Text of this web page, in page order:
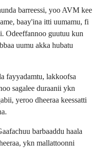
barreessi, yoo AVM kee
baay'ina itti uumamu, fi
Odeeffannoo guutuu kun
uumu akka hubatu
fayyadamtu, lakkoofsa
sagalee duraanii ykn
yeroo dheeraa keessatti
barbaaddu haala
ykn mallattoonni